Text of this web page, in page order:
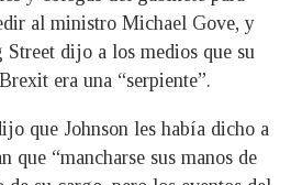
al ministro Michael Gove, y
dijo a los medios que su
era una “serpiente”.
que Johnson les había dicho a
que “mancharse sus manos de